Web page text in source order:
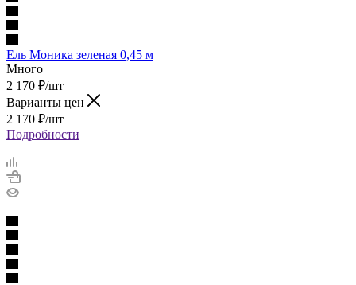
Ель Моника зеленая 0,45 м
Много
2 170 ₽/шт
Варианты цен
2 170 ₽/шт
Подробности